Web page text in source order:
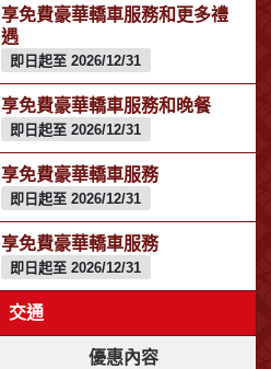
享免費豪華轎車服務和更多禮
遇
即日起至 2026/12/31
享免費豪華轎車服務和晚餐
即日起至 2026/12/31
享免費豪華轎車服務
即日起至 2026/12/31
享免費豪華轎車服務
即日起至 2026/12/31
交通
優惠內容